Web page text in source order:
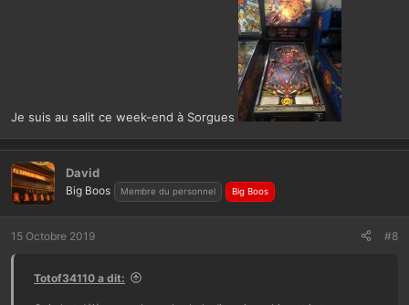
Je suis au salit ce week-end à Sorgues
David
Big Boos Membre du personnel Big Boos
15 Octobre 2019 #8
Totof34110 a dit: